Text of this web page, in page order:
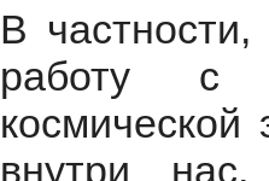
В частности,
работу с
космической
внутри